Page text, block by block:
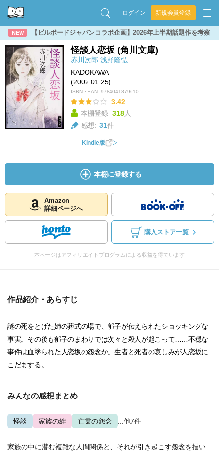
ログイン 新規会員登録
NEW 【ビルボードジャパンコラボ企画】2026年上半期話題作を考察
怪談人恋坂 (角川文庫)
赤川次郎 浅野隆弘
KADOKAWA
(2002.01.25)
ISBN・EAN: 9784041879610
3.42
本棚登録: 318人
感想: 31件
Kindle版
本棚に登録する
Amazon
詳細ページへ
購入ストア一覧
本ページはアフィリエイトプログラムによる収益を得ています
作品紹介・あらすじ
謎の死をとげた姉の葬式の場で、郁子が伝えられたショッキングな
事実。その後も郁子のまわりでは次々と殺人が起こって……不穏な
事件は血塗られた人恋坂の怨念か。生者と死者の哀しみが人恋坂に
こだまする。
みんなの感想まとめ
怪談 家族の絆 亡霊の怨念 ...他7件
家族の中に潜む複雑な人間関係と、それが引き起こす怨念を描い